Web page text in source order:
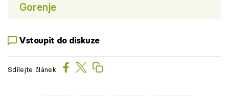
Gorenje
Vstoupit do diskuze
Sdílejte článek